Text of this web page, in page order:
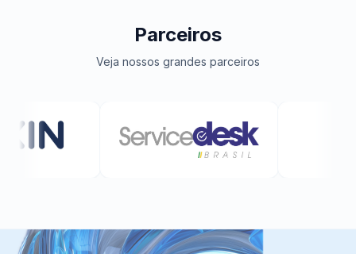
Parceiros
Veja nossos grandes parceiros